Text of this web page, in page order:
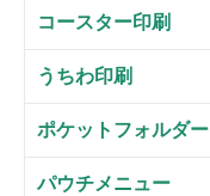
コースター印刷
うちわ印刷
ポケットフォルダー
パウチメニュー